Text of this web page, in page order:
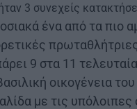
3 συνεχείς
ένα από τα πιο
9 στα 11
οικογένεια
με τις υπόλοιπες